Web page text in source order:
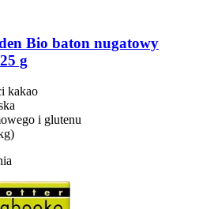
Bio baton nugatowy
g
kakao
i glutenu